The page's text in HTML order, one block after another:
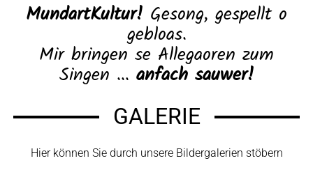
MundartKultur! Gesong, gespellt o
gebloas.
Mir bringen se Allegaoren zum
Singen ... anfach sauwer!
GALERIE
Hier können Sie durch unsere Bildergalerien stöbern